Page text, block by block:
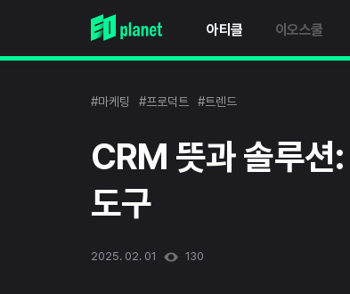
아티클 이오스쿨
#마케팅 #프로덕트 #트렌드
CRM 뜻과 솔루션
도구
2025. 02. 01 130